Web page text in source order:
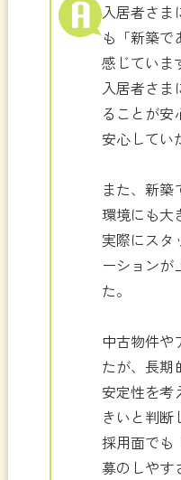
入居者さま
も「新築で
感じていま
入居者さま
ることが安
安心してい
また、新築
環境にも大
実際にスタ
ーションが
た。
中古物件や
たが、長期
安定性を考
きいと判断
採用面でも
募のしやす